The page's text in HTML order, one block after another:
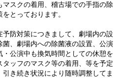
マスクの着用、稽古場での手指の除
とっております。
予防対策につきまして、劇場内の設
菌、劇場内への除菌液の設置、公演
・公演中も換気時間としての休憩を
タッフのマスク等の着用、等を予定
引き続き状況により随時調整してま